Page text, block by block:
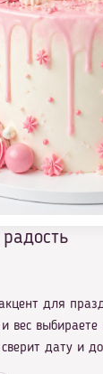
для
вес
дату и